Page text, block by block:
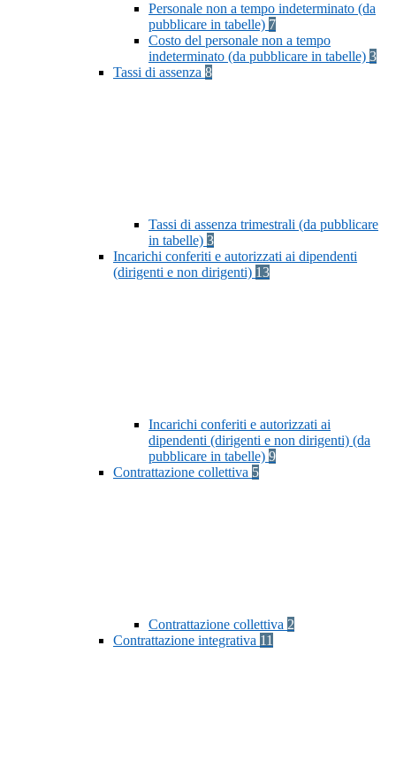
Personale non a tempo indeterminato (da
pubblicare in tabelle) 7
Costo del personale non a tempo
indeterminato (da pubblicare in tabelle) 3
Tassi di assenza 8
Tassi di assenza trimestrali (da pubblicare
in tabelle) 3
Incarichi conferiti e autorizzati ai dipendenti
(dirigenti e non dirigenti) 13
Incarichi conferiti e autorizzati ai
dipendenti (dirigenti e non dirigenti) (da
pubblicare in tabelle) 9
Contrattazione collettiva 5
Contrattazione collettiva 2
Contrattazione integrativa 11